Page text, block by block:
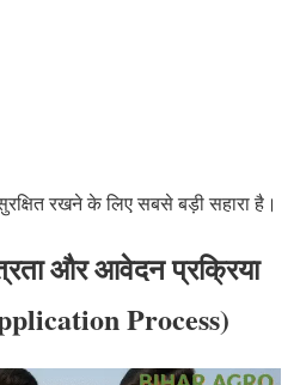
रखने के लिए सबसे बड़ी सहारा है।
और आवेदन प्रक्रिया
Process)